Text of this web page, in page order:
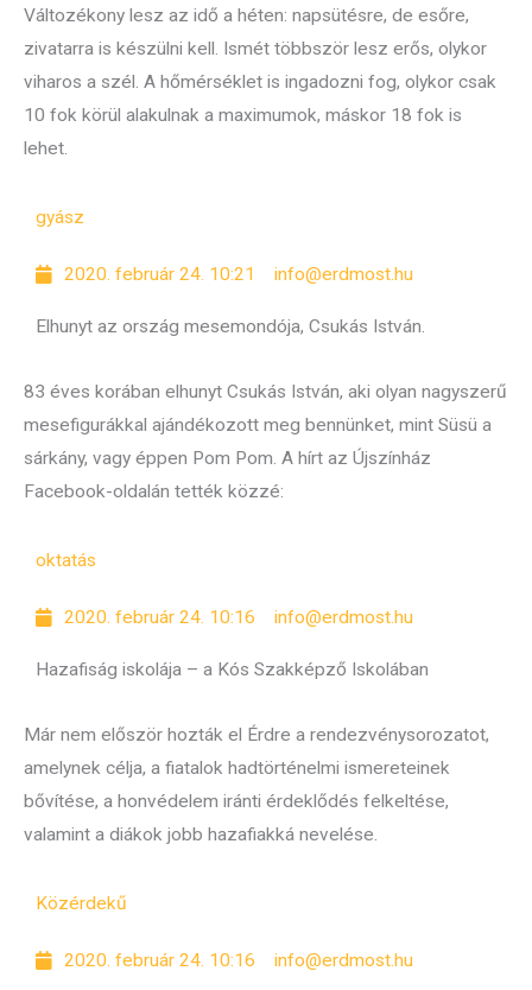
Változékony lesz az idő a héten: napsütésre, de esőre,
zivatarra is készülni kell. Ismét többször lesz erős, olykor
viharos a szél. A hőmérséklet is ingadozni fog, olykor csak
10 fok körül alakulnak a maximumok, máskor 18 fok is
lehet.
gyász
2020. február 24. 10:21 info@erdmost.hu
Elhunyt az ország mesemondója, Csukás István.
83 éves korában elhunyt Csukás István, aki olyan nagyszerű
mesefigurákkal ajándékozott meg bennünket, mint Süsü a
sárkány, vagy éppen Pom Pom. A hírt az Újszínház
Facebook-oldalán tették közzé:
oktatás
2020. február 24. 10:16 info@erdmost.hu
Hazafiság iskolája – a Kós Szakképző Iskolában
Már nem először hozták el Érdre a rendezvénysorozatot,
amelynek célja, a fiatalok hadtörténelmi ismereteinek
bővítése, a honvédelem iránti érdeklődés felkeltése,
valamint a diákok jobb hazafiakká nevelése.
Közérdekű
2020. február 24. 10:16 info@erdmost.hu